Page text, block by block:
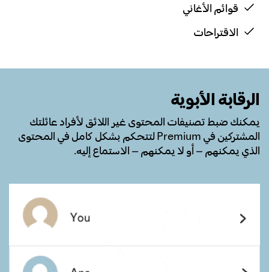
قوائم الأغاني
الاقتراحات
الرقابة الأبوية
يمكنك ضبط تصنيفات المحتوى غير اللائق لأفراد عائلتك
المشتركين في Premium لتتحكم بشكل كامل في المحتوى
الذي يمكنهم – أو لا يمكنهم – الاستماع إليه.